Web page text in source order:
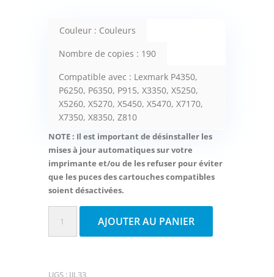
Couleur : Couleurs
Nombre de copies : 190
Compatible avec : Lexmark P4350,
P6250, P6350, P915, X3350, X5250,
X5260, X5270, X5450, X5470, X7170,
X7350, X8350, Z810
NOTE : Il est important de désinstaller les
mises à jour automatiques sur votre
imprimante et/ou de les refuser pour éviter
que les puces des cartouches compatibles
soient désactivées.
AJOUTER AU PANIER
UGS : IJL33